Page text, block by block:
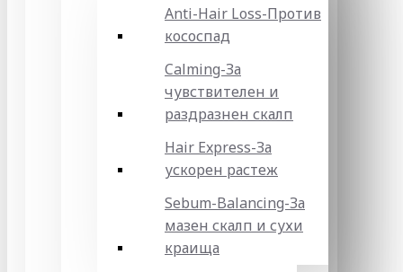
Anti-Hair Loss-Против
кососпад
Calming-За
чувствителен и
раздразнен скалп
Hair Express-За
ускорен растеж
Sebum-Balancing-За
мазен скалп и сухи
краища